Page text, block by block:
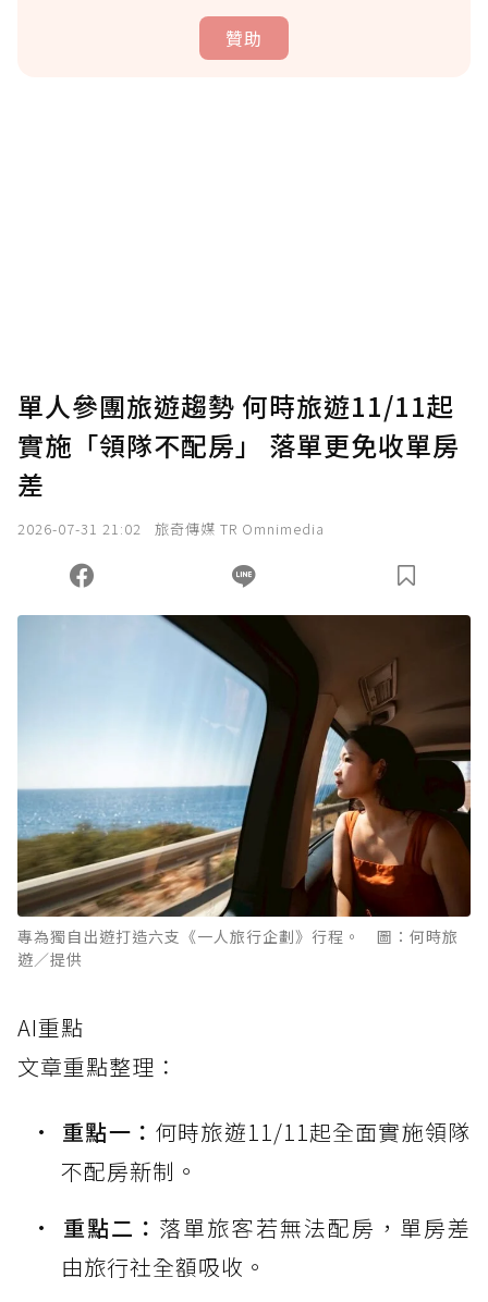
贊助
確認送出
您當前剩餘 U 利點數：0點；前往 購買點數
單人參團旅遊趨勢 何時旅遊11/11起
實施「領隊不配房」 落單更免收單房
差
2026-07-31 21:02 旅奇傳媒 TR Omnimedia
專為獨自出遊打造六支《一人旅行企劃》行程。 圖：何時旅
遊／提供
AI重點
文章重點整理：
重點一： 何時旅遊11/11起全面實施領隊
不配房新制。
重點二： 落單旅客若無法配房，單房差
由旅行社全額吸收。